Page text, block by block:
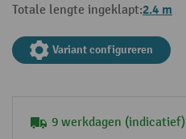
Totale lengte ingeklapt:2.4 m
Variant configureren
9 werkdagen (indicatief)